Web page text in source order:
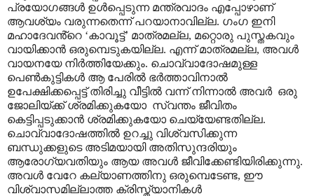
പ്രയോഗങ്ങൾ ഉൾപ്പെടുന്ന മന്ത്രവാദം എപ്പോഴാണ്
ആവശ്യം വരുന്നതെന്ന് പറയാനാവില്ല. ഗംഗ ഇനി
മഹാദേവൻ്റെ ‘കാവൂട്ട്’ മാത്രമല്ല, മറ്റൊരു പുസ്തകവും
വായിക്കാൻ ഒരുമ്പെടുകയില്ല. എന്ന് മാത്രമല്ല, അവൾ
വായനയേ നിർത്തിയേക്കും. ചൊവ്വാദോഷമുള്ള
പെൺകുട്ടികൾ ആ പേരിൽ ഭർത്താവിനാൽ
ഉപേക്ഷിക്കപ്പെട്ട് തിരിച്ചു വീട്ടിൽ വന്ന് നിന്നാൽ അവർ ഒരു
ജോലിയ്ക്ക് ശ്രമിക്കുകയോ സ്വന്തം ജീവിതം
കെട്ടിപ്പടുക്കാൻ ശ്രമിക്കുകയോ ചെയ്യേണ്ടതില്ല.
ചൊവ്വാദോഷത്തിൽ ഉറച്ചു വിശ്വസിക്കുന്ന
ബന്ധുക്കളുടെ അടിമയായി അതിസുന്ദരിയും
ആരോഗ്യവതിയും ആയ അവൾ ജീവിക്കേണ്ടിയിരിക്കുന്നു.
അവൾ വേറേ കല്യാണത്തിനു ഒരുമ്പെടേണ്ട, ഈ
വിശ്വാസമില്ലാത്ത ക്രിസ്ത്യാനികൾ